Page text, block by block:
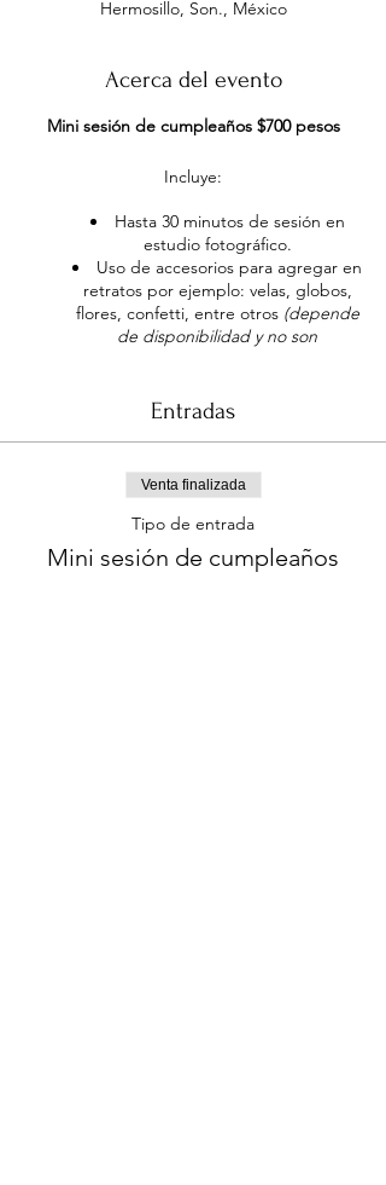
Hermosillo, Son., México
Acerca del evento
Mini sesión de cumpleaños $700 pesos
Incluye:
Hasta 30 minutos de sesión en
estudio fotográfico.
Uso de accesorios para agregar en
retratos por ejemplo: velas, globos,
flores, confetti, entre otros (depende
de disponibilidad y no son
Se editan hasta 15 fotografías (el
horas en galería privada en línea.
USB o impresiones no incluidas en
este paquete (solicite cotización
adicional si lo requiere).
Entradas
Venta finalizada
Tipo de entrada
Mini sesión de cumpleaños